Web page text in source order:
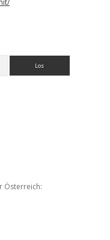
Österreich: